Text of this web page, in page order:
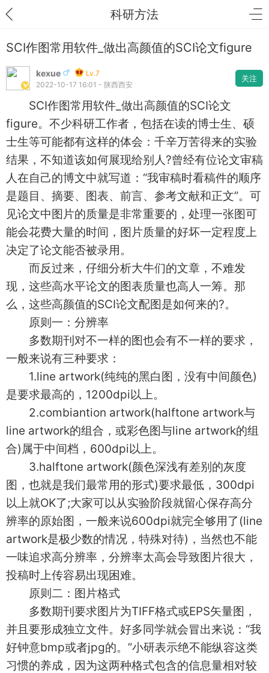
科研方法
SCI作图常用软件_做出高颜值的SCI论文figure
kexue
Lv.7
2022-10-17 16:01 - 陕西西安
关注
SCI作图常用软件_做出高颜值的SCI论文
figure。不少科研工作者，包括在读的博士生、硕
士生等可能都有这样的体会：千辛万苦得来的实验
结果，不知道该如何展现给别人?曾经有位论文审稿
人在自己的博文中就写道：“我审稿时看稿件的顺序
是题目、摘要、图表、前言、参考文献和正文”。可
见论文中图片的质量是非常重要的，处理一张图可
能会花费大量的时间，图片质量的好坏一定程度上
决定了论文能否被录用。
而反过来，仔细分析大牛们的文章，不难发
现，这些高水平论文的图表质量也高人一筹。那
么，这些高颜值的SCI论文配图是如何来的?。
原则一：分辨率
多数期刊对不一样的图也会有不一样的要求，
一般来说有三种要求：
1.line artwork(纯纯的黑白图，没有中间颜色)
是要求最高的，1200dpi以上。
2.combiantion artwork(halftone artwork与
line artwork的组合，或彩色图与line artwork的组
合)属于中间档，600dpi以上。
3.halftone artwork(颜色深浅有差别的灰度
图，也就是我们最常用的形式)要求最低，300dpi
以上就OK了;大家可以从实验阶段就留心保存高分
辨率的原始图，一般来说600dpi就完全够用了(line
artwork是极少数的情况，特殊对待)，当然也不能
一味追求高分辨率，分辨率太高会导致图片很大，
投稿时上传容易出现困难。
原则二：图片格式
多数期刊要求图片为TIFF格式或EPS矢量图，
并且要形成独立文件。好多同学就会冒出来说：“我
好钟意bmp或者jpg的。”小研表示绝不能纵容这类
习惯的养成，因为这两种格式包含的信息量相对较